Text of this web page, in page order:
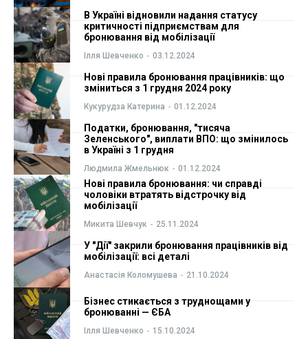
Курс валют
Ми в соц. мережах
Курс валют
Ми в соц. мережах
В Україні відновили надання статусу
критичності підприємствам для
бронювання від мобілізації
Ілля Шевченко - 03.12.2024
Нові правила бронювання працівників: що
зміниться з 1 грудня 2024 року
Кукурудза Катерина - 01.12.2024
Податки, бронювання, "тисяча
Зеленського", виплати ВПО: що змінилось
в Україні з 1 грудня
Людмила Жмельнюк - 01.12.2024
Нові правила бронювання: чи справді
чоловіки втратять відстрочку від
мобілізації
Микита Шевчук - 25.11.2024
У "Дії" закрили бронювання працівників від
мобілізації: всі деталі
Анастасія Коломушева - 21.10.2024
Бізнес стикається з труднощами у
бронюванні — ЄБА
Ілля Шевченко - 15.10.2024